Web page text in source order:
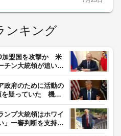
ンキング
加盟国を攻撃か 米
ン大統領が追い詰
可能性を指摘
政府のために活動の
を疑っていた 機密
づけか
ンプ大統領はホワイ
」一審判断を支持
止め命令